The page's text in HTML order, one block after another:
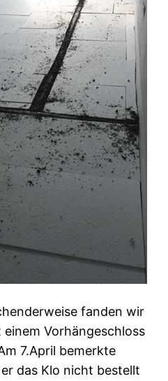
fanden wir
Vorhängeschloss
7.April bemerkte
das Klo nicht bestellt